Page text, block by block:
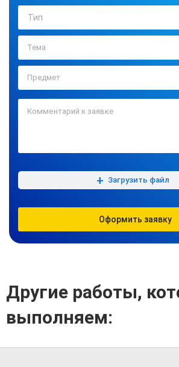
Тип
+ Загрузить файл
Оформить заявку
Другие работы,
выполняем: